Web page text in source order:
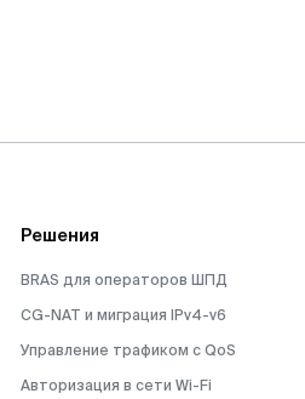
Решения
BRAS для операторов ШПД
CG-NAT и миграция IPv4-v6
Управление трафиком с QoS
Авторизация в сети Wi-Fi